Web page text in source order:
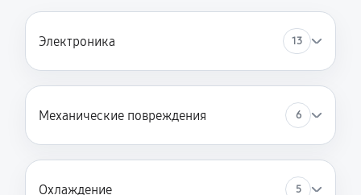
Электроника 13
Механические повреждения 6
Охлаждение 5